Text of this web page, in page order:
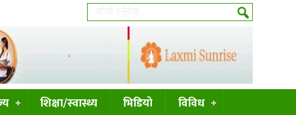
शिक्षा/स्वास्थ्य भिडियो विविध